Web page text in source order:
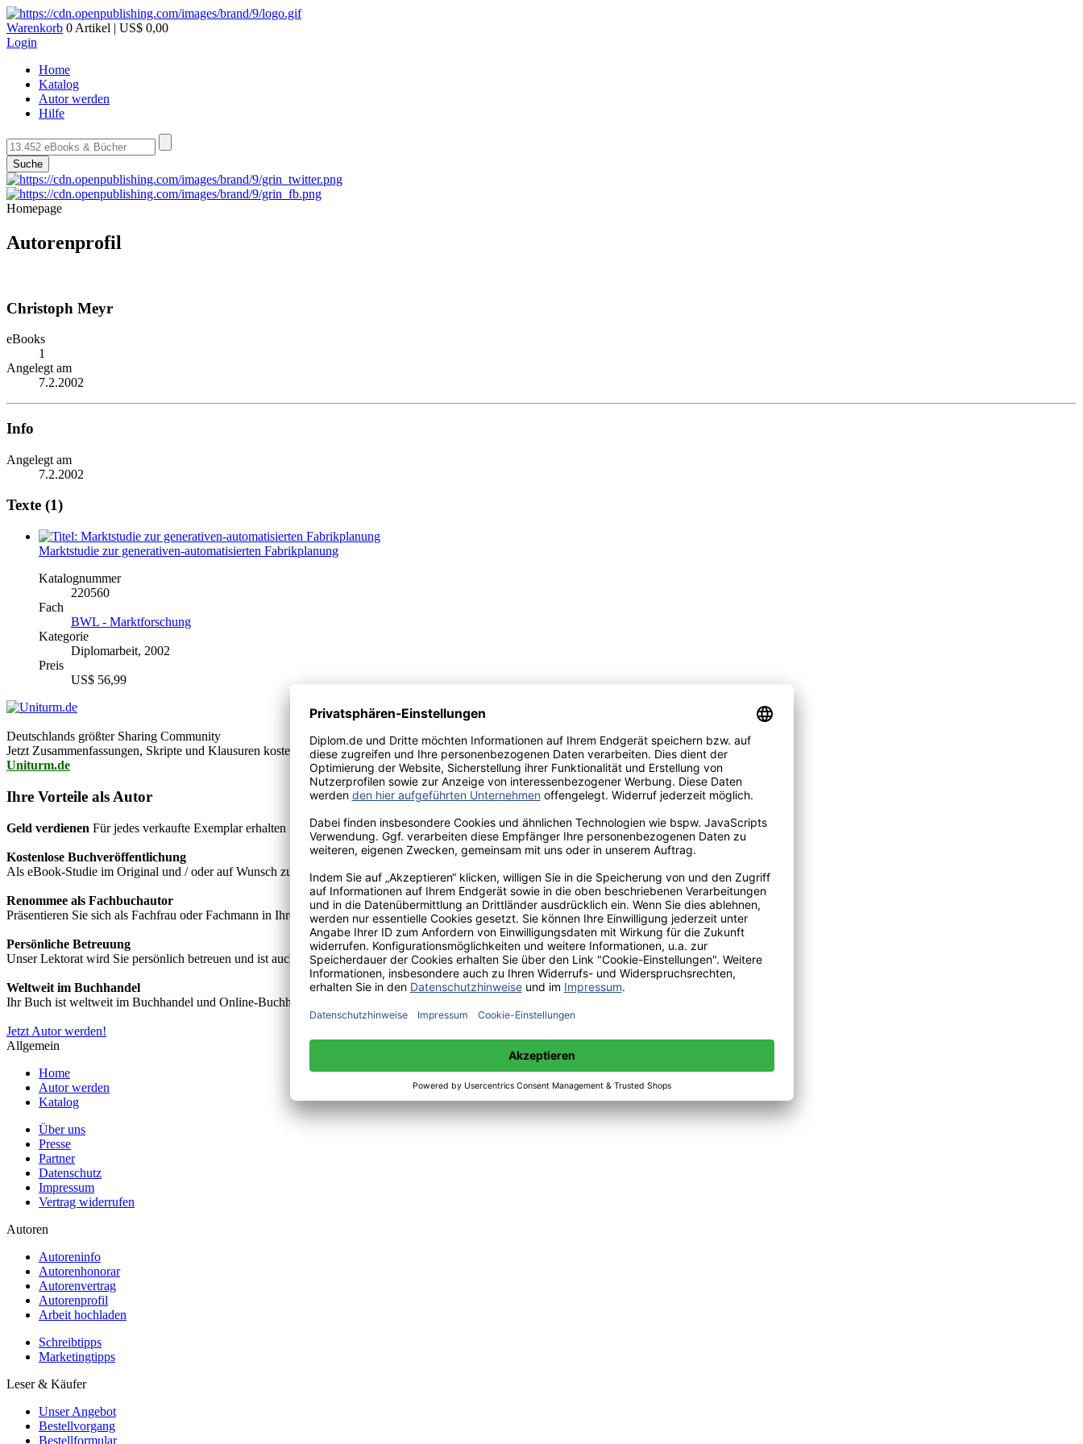
Warenkorb 0 Artikel | US$ 0,00
Login
Home
Katalog
Autor werden
Hilfe
Suche
Homepage
Autorenprofil
Christoph Meyr
eBooks
1
Angelegt am
7.2.2002
Info
Angelegt am
7.2.2002
Texte (1)
Marktstudie zur generativen-automatisierten Fabrikplanung
Katalognummer
220560
Fach
BWL - Marktforschung
Kategorie
Diplomarbeit, 2002
Preis
US$ 56,99
Deutschlands größter Sharing Community
Jetzt Zusammenfassungen, Skripte und Klausuren kostenlos downloaden!
Uniturm.de
Ihre Vorteile als Autor
Geld verdienen Für jedes verkaufte Exemplar erhalten Sie Autorenhonorar - bis zu 40%.
Kostenlose Buchveröffentlichung
Als eBook-Studie im Original und / oder auf Wunsch zusätzlich als hochwertiges Fachbuch in unserem renommierten Buchverlag.
Renommee als Fachbuchautor
Präsentieren Sie sich als Fachfrau oder Fachmann in Ihrem Fachgebiet und machen Sie sich bekannt.
Persönliche Betreuung
Unser Lektorat wird Sie persönlich betreuen und ist auch telefonisch unter +49(0)176-85996762 erreichbar.
Weltweit im Buchhandel
Ihr Buch ist weltweit im Buchhandel und Online-Buchhandel wie z.B. amazon erhältlich.
Jetzt Autor werden!
Allgemein
Home
Autor werden
Katalog
Über uns
Presse
Partner
Datenschutz
Impressum
Vertrag widerrufen
Autoren
Autoreninfo
Autorenhonorar
Autorenvertrag
Autorenprofil
Arbeit hochladen
Schreibtipps
Marketingtipps
Leser & Käufer
Unser Angebot
Bestellvorgang
Bestellformular